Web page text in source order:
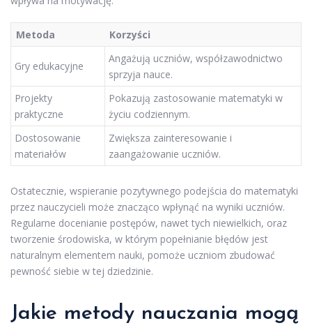
Metoda Korzyści
Gry edukacyjne
Angażują uczniów, współzawodnictwo
sprzyja nauce.
Projekty
praktyczne
Pokazują zastosowanie matematyki w
życiu codziennym.
Dostosowanie
materiałów
Zwiększa zainteresowanie i
zaangażowanie uczniów.
Ostatecznie, wspieranie pozytywnego podejścia do matematyki
przez nauczycieli może znacząco wpłynąć na wyniki uczniów.
Regularne docenianie postępów, nawet tych niewielkich, oraz
tworzenie środowiska, w którym popełnianie błędów jest
naturalnym elementem nauki, pomoże uczniom zbudować
pewność siebie w tej dziedzinie.
Jakie metody nauczania mogą